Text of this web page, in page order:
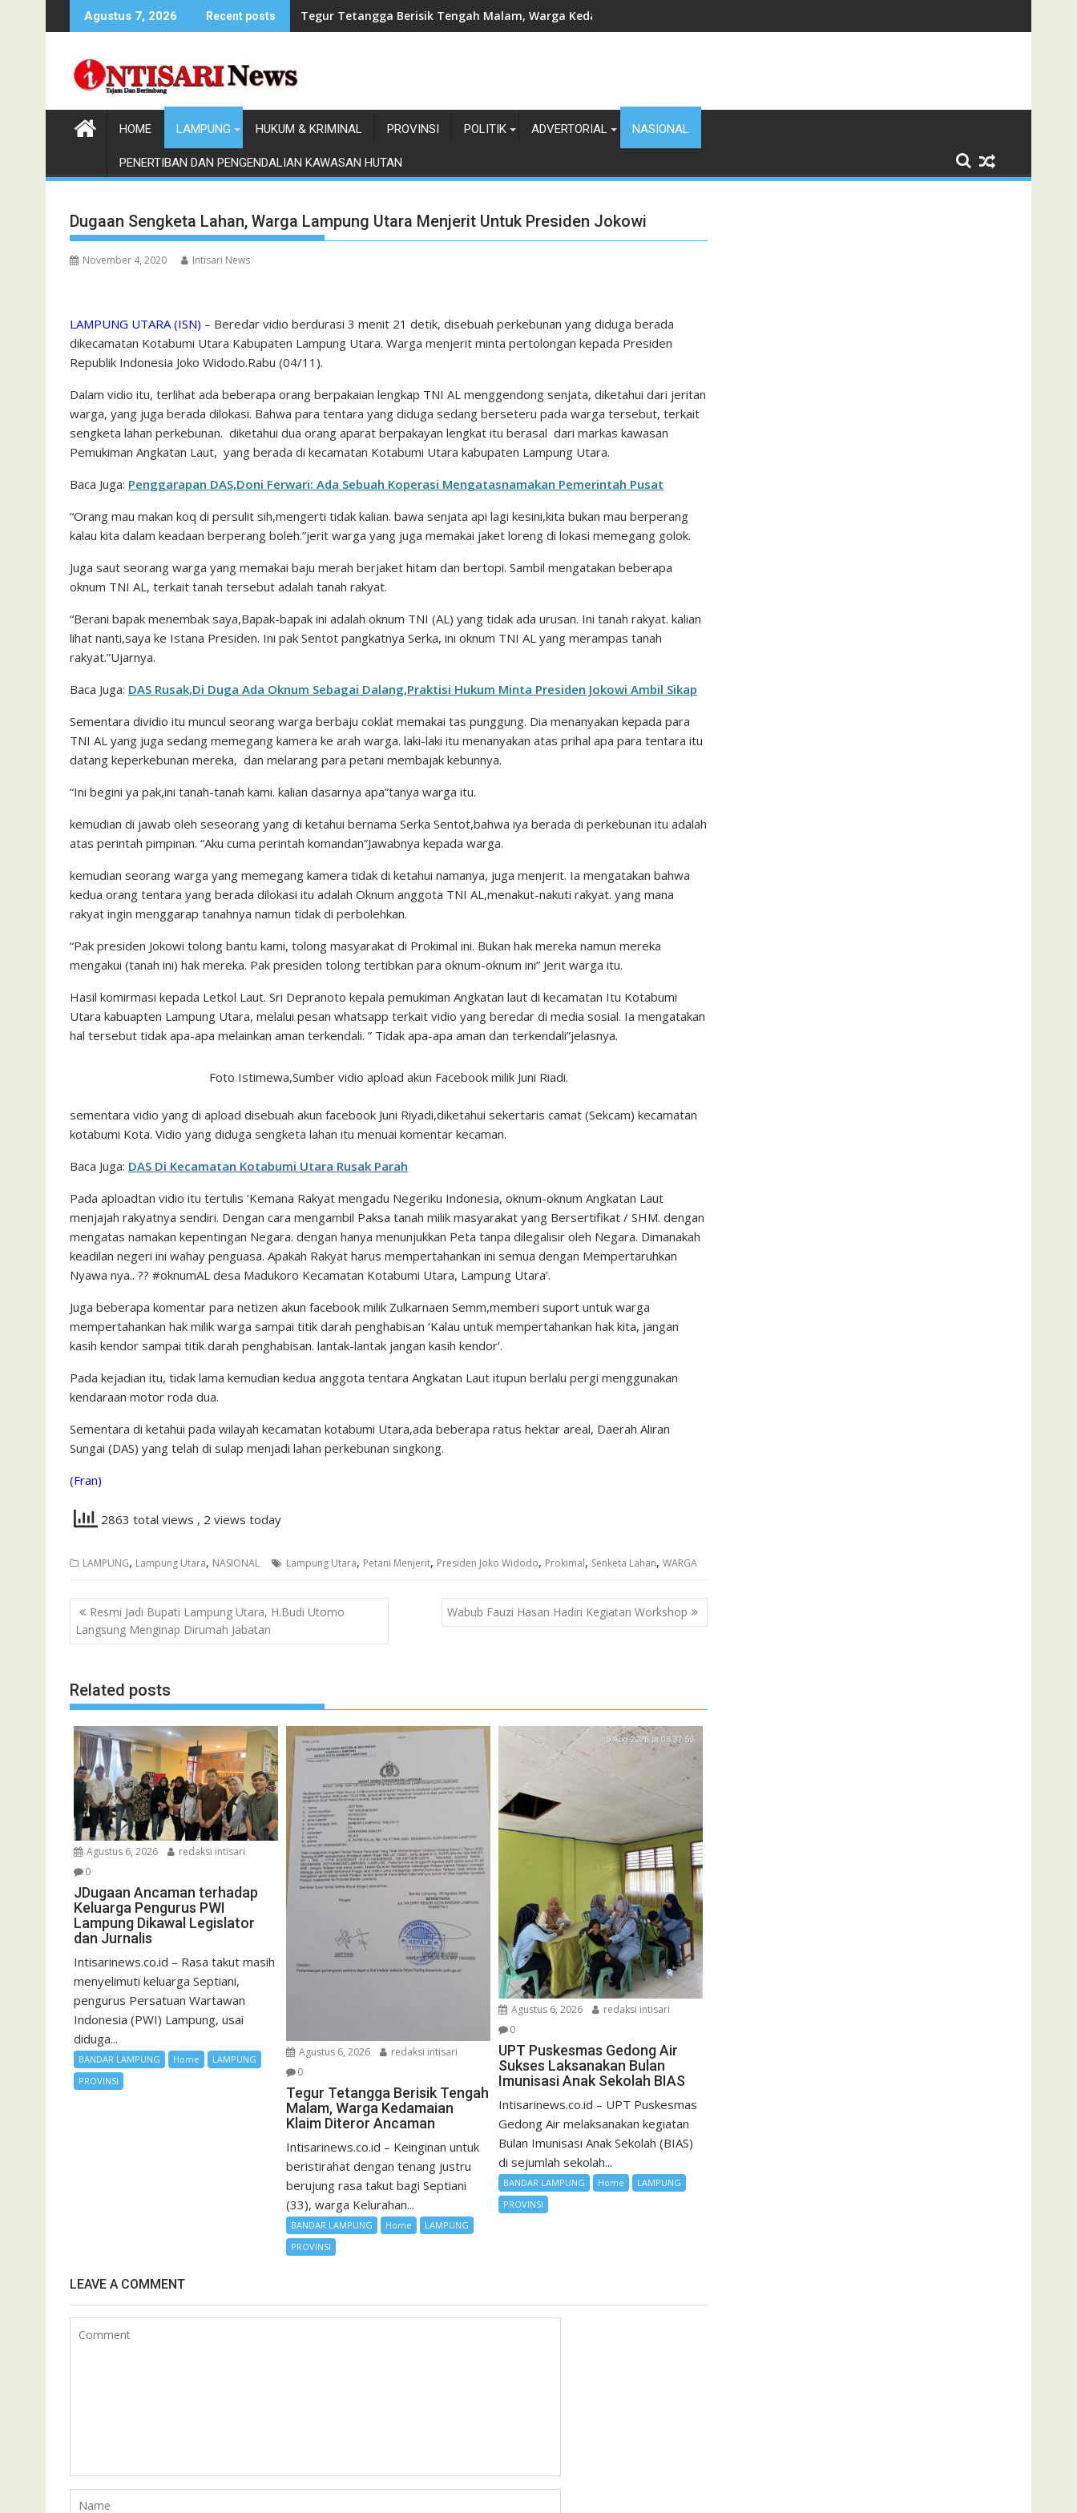
to
Agustus 7, 2026 Recent posts Bupati Ela Siti Nuryamah Resmi Buka Program Lampung Timur Berhaji
HOME LAMPUNG HUKUM & KRIMINAL PROVINSI POLITIK ADVERTORIAL NASIONAL
PENERTIBAN DAN PENGENDALIAN KAWASAN HUTAN
Dugaan Sengketa Lahan, Warga Lampung Utara Menjerit Untuk Presiden Jokowi
November 4, 2020 Intisari News
LAMPUNG UTARA (ISN) – Beredar vidio berdurasi 3 menit 21 detik, disebuah perkebunan yang diduga berada
dikecamatan Kotabumi Utara Kabupaten Lampung Utara. Warga menjerit minta pertolongan kepada Presiden
Republik Indonesia Joko Widodo.Rabu (04/11).
Dalam vidio itu, terlihat ada beberapa orang berpakaian lengkap TNI AL menggendong senjata, diketahui dari jeritan
warga, yang juga berada dilokasi. Bahwa para tentara yang diduga sedang berseteru pada warga tersebut, terkait
sengketa lahan perkebunan. diketahui dua orang aparat berpakayan lengkat itu berasal dari markas kawasan
Pemukiman Angkatan Laut, yang berada di kecamatan Kotabumi Utara kabupaten Lampung Utara.
Baca Juga: Penggarapan DAS,Doni Ferwari: Ada Sebuah Koperasi Mengatasnamakan Pemerintah Pusat
“Orang mau makan koq di persulit sih,mengerti tidak kalian. bawa senjata api lagi kesini,kita bukan mau berperang
kalau kita dalam keadaan berperang boleh.”jerit warga yang juga memakai jaket loreng di lokasi memegang golok.
Juga saut seorang warga yang memakai baju merah berjaket hitam dan bertopi. Sambil mengatakan beberapa
oknum TNI AL, terkait tanah tersebut adalah tanah rakyat.
“Berani bapak menembak saya,Bapak-bapak ini adalah oknum TNI (AL) yang tidak ada urusan. Ini tanah rakyat. kalian
lihat nanti,saya ke Istana Presiden. Ini pak Sentot pangkatnya Serka, ini oknum TNI AL yang merampas tanah
rakyat.”Ujarnya.
Baca Juga: DAS Rusak,Di Duga Ada Oknum Sebagai Dalang,Praktisi Hukum Minta Presiden Jokowi Ambil Sikap
Sementara dividio itu muncul seorang warga berbaju coklat memakai tas punggung. Dia menanyakan kepada para
TNI AL yang juga sedang memegang kamera ke arah warga. laki-laki itu menanyakan atas prihal apa para tentara itu
datang keperkebunan mereka, dan melarang para petani membajak kebunnya.
“Ini begini ya pak,ini tanah-tanah kami. kalian dasarnya apa”tanya warga itu.
kemudian di jawab oleh seseorang yang di ketahui bernama Serka Sentot,bahwa iya berada di perkebunan itu adalah
atas perintah pimpinan. “Aku cuma perintah komandan”Jawabnya kepada warga.
kemudian seorang warga yang memegang kamera tidak di ketahui namanya, juga menjerit. Ia mengatakan bahwa
kedua orang tentara yang berada dilokasi itu adalah Oknum anggota TNI AL,menakut-nakuti rakyat. yang mana
rakyat ingin menggarap tanahnya namun tidak di perbolehkan.
“Pak presiden Jokowi tolong bantu kami, tolong masyarakat di Prokimal ini. Bukan hak mereka namun mereka
mengakui (tanah ini) hak mereka. Pak presiden tolong tertibkan para oknum-oknum ini” Jerit warga itu.
Hasil komirmasi kepada Letkol Laut. Sri Depranoto kepala pemukiman Angkatan laut di kecamatan Itu Kotabumi
Utara kabuapten Lampung Utara, melalui pesan whatsapp terkait vidio yang beredar di media sosial. Ia mengatakan
hal tersebut tidak apa-apa melainkan aman terkendali. ” Tidak apa-apa aman dan terkendali”jelasnya.
Foto Istimewa,Sumber vidio apload akun Facebook milik Juni Riadi.
sementara vidio yang di apload disebuah akun facebook Juni Riyadi,diketahui sekertaris camat (Sekcam) kecamatan
kotabumi Kota. Vidio yang diduga sengketa lahan itu menuai komentar kecaman.
Baca Juga: DAS Di Kecamatan Kotabumi Utara Rusak Parah
Pada aploadtan vidio itu tertulis ‘Kemana Rakyat mengadu Negeriku Indonesia, oknum-oknum Angkatan Laut
menjajah rakyatnya sendiri. Dengan cara mengambil Paksa tanah milik masyarakat yang Bersertifikat / SHM. dengan
mengatas namakan kepentingan Negara. dengan hanya menunjukkan Peta tanpa dilegalisir oleh Negara. Dimanakah
keadilan negeri ini wahay penguasa. Apakah Rakyat harus mempertahankan ini semua dengan Mempertaruhkan
Nyawa nya.. ?? #oknumAL desa Madukoro Kecamatan Kotabumi Utara, Lampung Utara’.
Juga beberapa komentar para netizen akun facebook milik Zulkarnaen Semm,memberi suport untuk warga
mempertahankan hak milik warga sampai titik darah penghabisan ‘Kalau untuk mempertahankan hak kita, jangan
kasih kendor sampai titik darah penghabisan. lantak-lantak jangan kasih kendor’.
Pada kejadian itu, tidak lama kemudian kedua anggota tentara Angkatan Laut itupun berlalu pergi menggunakan
kendaraan motor roda dua.
Sementara di ketahui pada wilayah kecamatan kotabumi Utara,ada beberapa ratus hektar areal, Daerah Aliran
Sungai (DAS) yang telah di sulap menjadi lahan perkebunan singkong.
(Fran)
2863 total views , 2 views today
LAMPUNG, Lampung Utara, NASIONAL Lampung Utara, Petani Menjerit, Presiden Joko Widodo, Prokimal, Senketa Lahan, WARGA
Navigasi
pos
Resmi Jadi Bupati Lampung Utara, H.Budi Utomo
Langsung Menginap Dirumah Jabatan
Wabub Fauzi Hasan Hadiri Kegiatan Workshop
Related posts
Agustus 6, 2026
redaksi intisari
0
JDugaan Ancaman terhadap
Keluarga Pengurus PWI
Lampung Dikawal Legislator
dan Jurnalis
Intisarinews.co.id – Rasa takut masih
menyelimuti keluarga Septiani,
pengurus Persatuan Wartawan
Indonesia (PWI) Lampung, usai
diduga...
BANDAR LAMPUNG Home
LAMPUNG
PROVINSI
Agustus 6, 2026
redaksi intisari
0
Tegur Tetangga Berisik Tengah
Malam, Warga Kedamaian
Klaim Diteror Ancaman
Intisarinews.co.id – Keinginan untuk
beristirahat dengan tenang justru
berujung rasa takut bagi Septiani
(33), warga Kelurahan...
BANDAR LAMPUNG Home
LAMPUNG
PROVINSI
Agustus 6, 2026
redaksi intisari
0
UPT Puskesmas Gedong Air
Sukses Laksanakan Bulan
Imunisasi Anak Sekolah BIAS
Intisarinews.co.id – UPT Puskesmas
Gedong Air melaksanakan kegiatan
Bulan Imunisasi Anak Sekolah (BIAS)
di sejumlah sekolah...
BANDAR LAMPUNG Home
LAMPUNG
PROVINSI
LEAVE A COMMENT